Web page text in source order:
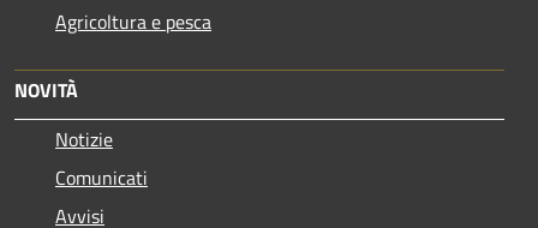
Agricoltura e pesca
NOVITÀ
Notizie
Comunicati
Avvisi